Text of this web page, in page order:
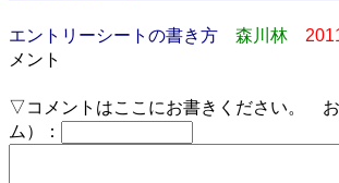
エントリーシートの書き方 森川林
メント
▽コメントはここにお書きください。
ム）：